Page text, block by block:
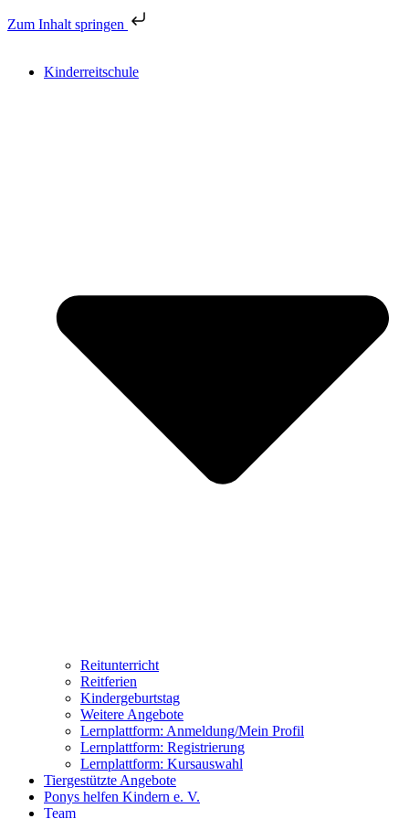
Zum Inhalt springen
Kinderreitschule
Reitunterricht
Reitferien
Kindergeburtstag
Weitere Angebote
Lernplattform: Anmeldung/Mein Profil
Lernplattform: Registrierung
Lernplattform: Kursauswahl
Tiergestützte Angebote
Ponys helfen Kindern e. V.
Team